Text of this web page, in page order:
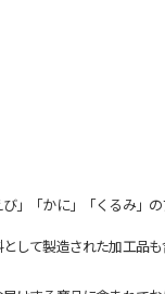
」「かに」「くるみ」
て製造された加工品